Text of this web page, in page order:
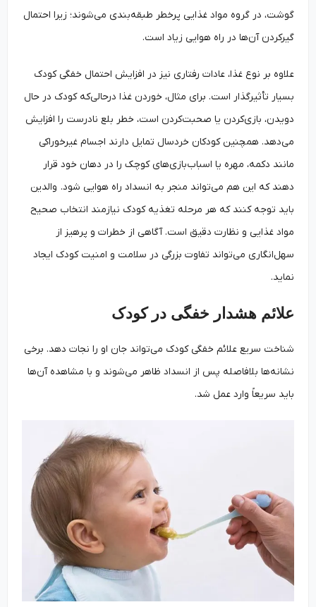
گوشت، در گروه مواد غذایی پرخطر طبقه‌بندی می‌شوند؛ زیرا احتمال
گیرکردن آن‌ها در راه هوایی زیاد است.
علاوه بر نوع غذا، عادات رفتاری نیز در افزایش احتمال خفگی کودک
بسیار تأثیرگذار است. برای مثال، خوردن غذا درحالی‌که کودک در حال
دویدن، بازی‌کردن یا صحبت‌کردن است، خطر بلع نادرست را افزایش
می‌دهد. همچنین کودکان خردسال تمایل دارند اجسام غیرخوراکی
مانند دکمه، مهره یا اسباب‌بازی‌های کوچک را در دهان خود قرار
دهند که این هم می‌تواند منجر به انسداد راه هوایی شود. والدین
باید توجه کنند که هر مرحله تغذیه کودک نیازمند انتخاب صحیح
مواد غذایی و نظارت دقیق است. آگاهی از خطرات و پرهیز از
سهل‌انگاری می‌تواند تفاوت بزرگی در سلامت و امنیت کودک ایجاد
نماید.
علائم هشدار خفگی در کودک
شناخت سریع علائم خفگی کودک می‌تواند جان او را نجات دهد. برخی
نشانه‌ها بلافاصله پس از انسداد ظاهر می‌شوند و با مشاهده آن‌ها
باید سریعاً وارد عمل شد.